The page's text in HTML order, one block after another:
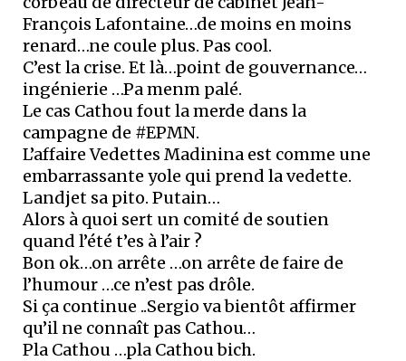
François Lafontaine…de moins en moins
renard…ne coule plus. Pas cool.
C’est la crise. Et là…point de gouvernance…
ingénierie …Pa menm palé.
Le cas Cathou fout la merde dans la
campagne de #EPMN.
L’affaire Vedettes Madinina est comme une
embarrassante yole qui prend la vedette.
Landjet sa pito. Putain…
Alors à quoi sert un comité de soutien
quand l’été t’es à l’air ?
Bon ok…on arrête …on arrête de faire de
l’humour …ce n’est pas drôle.
Si ça continue ..Sergio va bientôt affirmer
qu’il ne connaît pas Cathou…
Pla Cathou …pla Cathou bich.